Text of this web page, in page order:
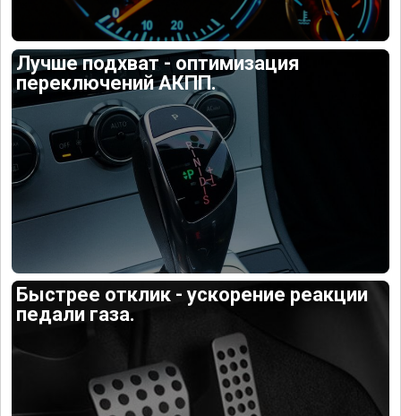
Лучше подхват - оптимизация
переключений АКПП.
Быстрее отклик - ускорение реакции
педали газа.